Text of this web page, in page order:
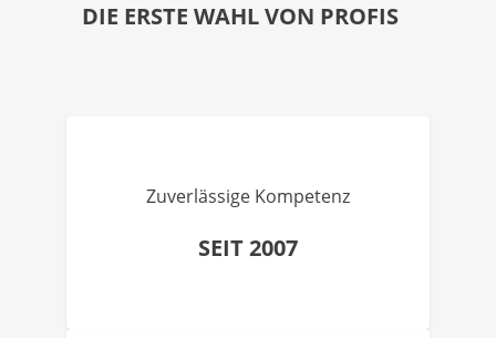
DIE ERSTE WAHL VON PROFIS
Zuverlässige Kompetenz
SEIT 2007